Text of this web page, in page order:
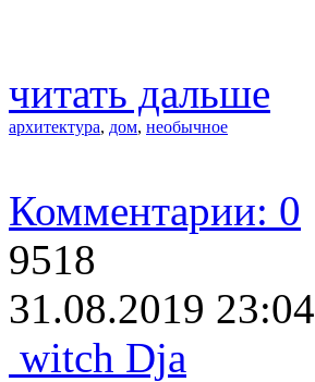
читать дальше
архитектура, дом, необычное
Комментарии: 0
9518
31.08.2019 23:04
witch Dja